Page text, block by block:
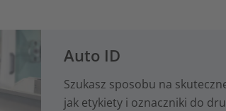
Auto ID
Szukasz sposobu na
jak etykiety i oznaczniki do